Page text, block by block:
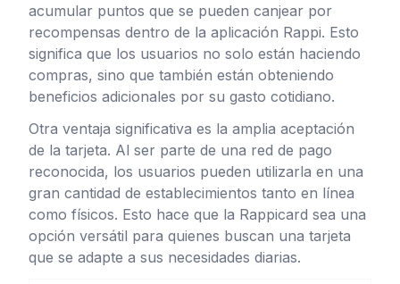
acumular puntos que se pueden canjear por
recompensas dentro de la aplicación Rappi. Esto
significa que los usuarios no solo están haciendo
compras, sino que también están obteniendo
beneficios adicionales por su gasto cotidiano.
Otra ventaja significativa es la amplia aceptación
de la tarjeta. Al ser parte de una red de pago
reconocida, los usuarios pueden utilizarla en una
gran cantidad de establecimientos tanto en línea
como físicos. Esto hace que la Rappicard sea una
opción versátil para quienes buscan una tarjeta
que se adapte a sus necesidades diarias.